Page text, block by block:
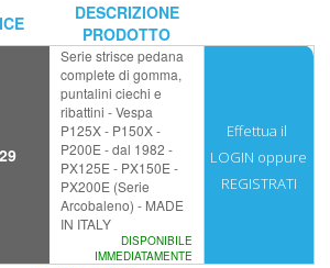
DESCRIZIONE
PRODOTTO
Serie strisce pedana
complete di gomma,
puntalini ciechi e
ribattini - Vespa
P125X - P150X -
P200E - dal 1982 -
PX125E - PX150E -
PX200E (Serie
Arcobaleno) - MADE
IN ITALY
DISPONIBILE
IMMEDIATAMENTE
Effettua il
LOGIN oppure
REGISTRATI